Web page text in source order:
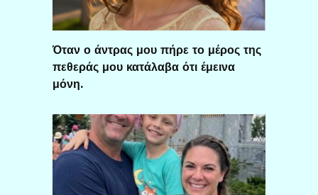
Όταν ο άντρας μου πήρε το μέρος της
πεθεράς μου κατάλαβα ότι έμεινα
μόνη.